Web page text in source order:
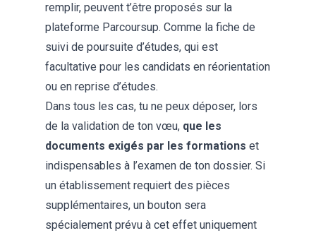
remplir, peuvent t’être proposés sur la
plateforme Parcoursup. Comme la fiche de
suivi de poursuite d’études, qui est
facultative pour les candidats en réorientation
ou en reprise d’études.
Dans tous les cas, tu ne peux déposer, lors
de la validation de ton vœu, que les
documents exigés par les formations et
indispensables à l’examen de ton dossier. Si
un établissement requiert des pièces
supplémentaires, un bouton sera
spécialement prévu à cet effet uniquement